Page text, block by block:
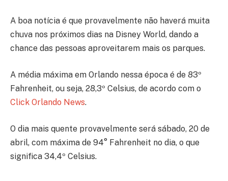
A boa notícia é que provavelmente não haverá muita
chuva nos próximos dias na Disney World, dando a
chance das pessoas aproveitarem mais os parques.
A média máxima em Orlando nessa época é de 83º
Fahrenheit, ou seja, 28,3º Celsius, de acordo com o
Click Orlando News.
O dia mais quente provavelmente será sábado, 20 de
abril, com máxima de 94° Fahrenheit no dia, o que
significa 34,4º Celsius.